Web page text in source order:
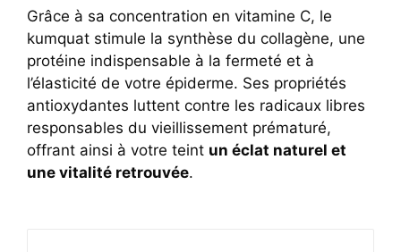
Grâce à sa concentration en vitamine C, le
kumquat stimule la synthèse du collagène, une
protéine indispensable à la fermeté et à
l’élasticité de votre épiderme. Ses propriétés
antioxydantes luttent contre les radicaux libres
responsables du vieillissement prématuré,
offrant ainsi à votre teint un éclat naturel et
une vitalité retrouvée.